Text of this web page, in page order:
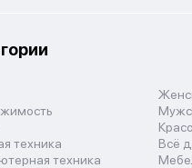
техника
техника
Всё